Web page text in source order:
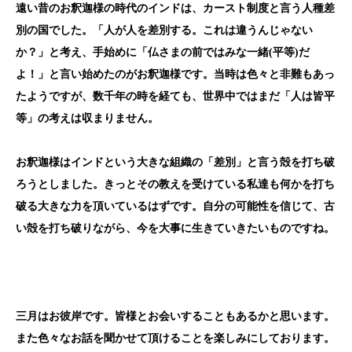
遠い昔のお釈迦様の時代のインドは、カースト制度と言う人種差
別の国でした。「人が人を差別する。これは違うんじゃない
か？」と考え、手始めに「仏さまの前ではみな一緒(平等)だ
よ！」と言い始めたのがお釈迦様です。当時は色々と非難もあっ
たようですが、数千年の時を経ても、世界中ではまだ「人は皆平
等」の考えは収まりません。
お釈迦様はインドという大きな組織の「差別」と言う殻を打ち破
ろうとしました。きっとその教えを受けている私達も何かを打ち
破る大きな力を頂いているはずです。自分の可能性を信じて、古
い殻を打ち破りながら、今を大事に生きていきたいものですね。
三月はお彼岸です。皆様とお会いすることもあるかと思います。
また色々なお話を聞かせて頂けることを楽しみにしております。